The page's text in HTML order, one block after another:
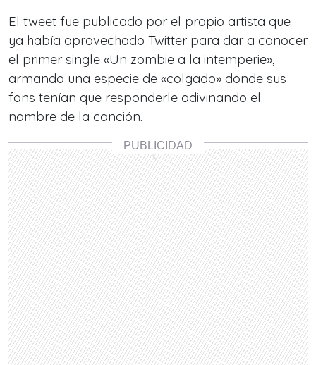
El tweet fue publicado por el propio artista que
ya había aprovechado Twitter para dar a conocer
el primer single «Un zombie a la intemperie»,
armando una especie de «colgado» donde sus
fans tenían que responderle adivinando el
nombre de la canción.